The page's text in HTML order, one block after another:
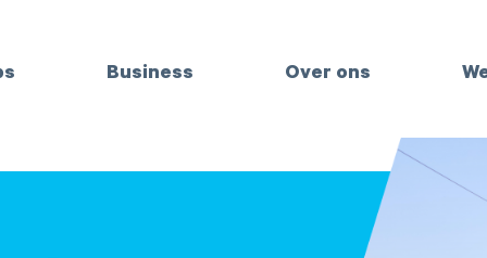
Business Over ons